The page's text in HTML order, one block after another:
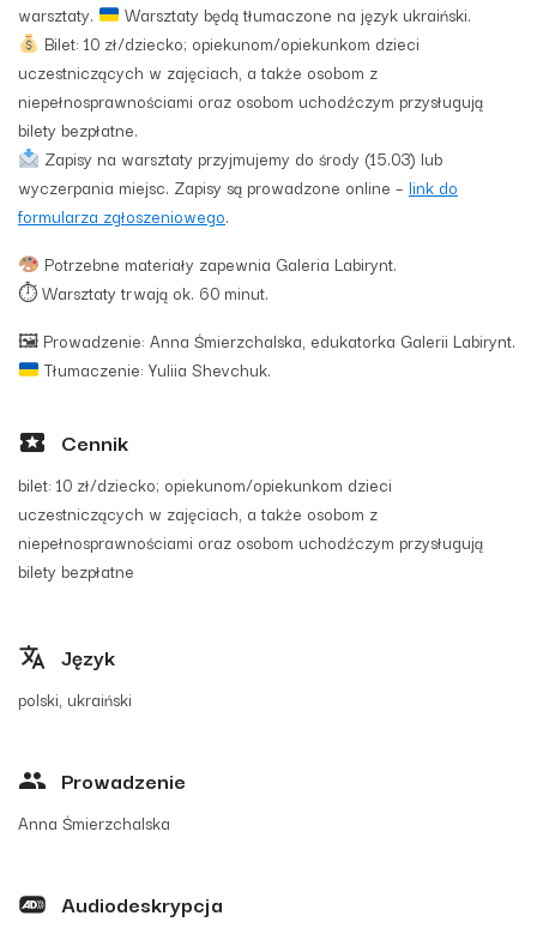
warsztaty.
Warsztaty będą tłumaczone na język ukraiński.
Bilet: 10 zł/dziecko; opiekunom/opiekunkom dzieci
uczestniczących w zajęciach, a także osobom z
niepełnosprawnościami oraz osobom uchodźczym przysługują
bilety bezpłatne.
Zapisy na warsztaty przyjmujemy do środy (15.03) lub
wyczerpania miejsc. Zapisy są prowadzone online – link do
formularza zgłoszeniowego.
Potrzebne materiały zapewnia Galeria Labirynt.
⏱ Warsztaty trwają ok. 60 minut.
🖼 Prowadzenie: Anna Śmierzchalska, edukatorka Galerii Labirynt.
Tłumaczenie: Yuliia Shevchuk.
Cennik
bilet: 10 zł/dziecko; opiekunom/opiekunkom dzieci
uczestniczących w zajęciach, a także osobom z
niepełnosprawnościami oraz osobom uchodźczym przysługują
bilety bezpłatne
Język
polski, ukraiński
Prowadzenie
Anna Śmierzchalska
Audiodeskrypcja